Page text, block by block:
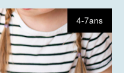
4-7ans